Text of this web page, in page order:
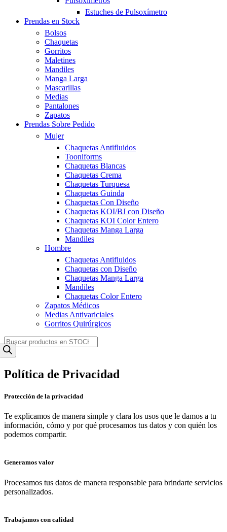
Estuches de Pulsoxímetro
Prendas en Stock
Bolsos
Chaquetas
Gorritos
Maletines
Mandiles
Manga Larga
Mascarillas
Medias
Pantalones
Zapatos
Prendas Sobre Pedido
Mujer
Chaquetas Antifluidos
Tooniforms
Chaquetas Blancas
Chaquetas Crema
Chaquetas Turquesa
Chaquetas Guinda
Chaquetas Con Diseño
Chaquetas KOI/BJ con Diseño
Chaquetas KOI Color Entero
Chaquetas Manga Larga
Mandiles
Hombre
Chaquetas Antifluidos
Chaquetas con Diseño
Chaquetas Manga Larga
Mandiles
Chaquetas Color Entero
Zapatos Médicos
Medias Antivariciales
Gorritos Quirúrgicos
Products
search
Política de Privacidad
Protección de la privacidad
Te explicamos de manera simple y clara los usos que le damos a tu
información, cómo y por qué procesamos tus datos y con quién los
podemos compartir.
Generamos valor
Procesamos tus datos de manera responsable para brindarte servicios
personalizados.
Trabajamos con calidad